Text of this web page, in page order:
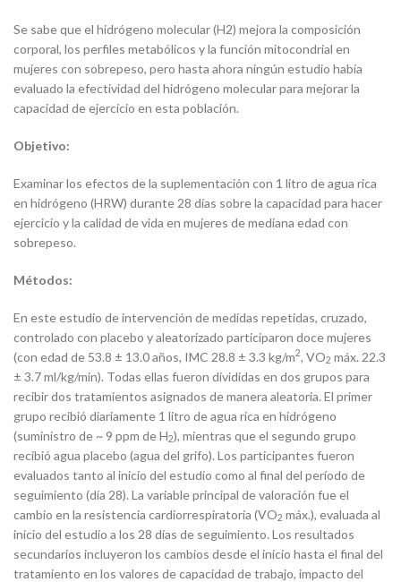
Se sabe que el hidrógeno molecular (H2) mejora la composición
corporal, los perfiles metabólicos y la función mitocondrial en
mujeres con sobrepeso, pero hasta ahora ningún estudio había
evaluado la efectividad del hidrógeno molecular para mejorar la
capacidad de ejercicio en esta población.
Objetivo:
Examinar los efectos de la suplementación con 1 litro de agua rica
en hidrógeno (HRW) durante 28 días sobre la capacidad para hacer
ejercicio y la calidad de vida en mujeres de mediana edad con
sobrepeso.
Métodos:
En este estudio de intervención de medidas repetidas, cruzado,
controlado con placebo y aleatorizado participaron doce mujeres
(con edad de 53.8 ± 13.0 años, IMC 28.8 ± 3.3 kg/m2, VO2 máx. 22.3
± 3.7 ml/kg/min). Todas ellas fueron divididas en dos grupos para
recibir dos tratamientos asignados de manera aleatoria. El primer
grupo recibió diariamente 1 litro de agua rica en hidrógeno
(suministro de ~ 9 ppm de H2), mientras que el segundo grupo
recibió agua placebo (agua del grifo). Los participantes fueron
evaluados tanto al inicio del estudio como al final del período de
seguimiento (día 28). La variable principal de valoración fue el
cambio en la resistencia cardiorrespiratoria (VO2 máx.), evaluada al
inicio del estudio a los 28 días de seguimiento. Los resultados
secundarios incluyeron los cambios desde el inicio hasta el final del
tratamiento en los valores de capacidad de trabajo, impacto del